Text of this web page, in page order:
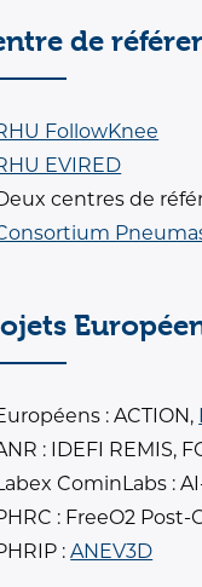
de
FollowKnee
EVIRED
centres de
: ACTION,
: IDEFI REMIS,
CominLabs :
: FreeO2 Post-
:ANEV3D